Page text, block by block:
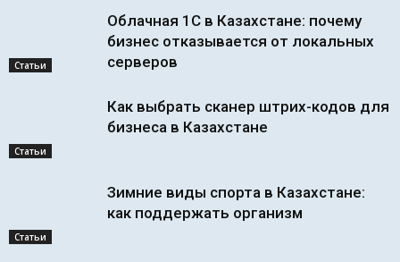
Статьи
Облачная 1С в Казахстане: почему
бизнес отказывается от локальных
серверов
Статьи
Как выбрать сканер штрих-кодов для
бизнеса в Казахстане
Статьи
Зимние виды спорта в Казахстане:
как поддержать организм